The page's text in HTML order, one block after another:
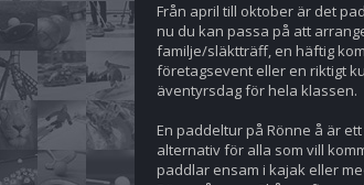
Från april till oktober är det
nu du kan passa på att
familje/släktträff, en häftig
företagsevent eller en riktigt
äventyrsdag för hela klassen.
En paddeltur på Rönne å är
alternativ för alla som vill
paddlar ensam i kajak eller